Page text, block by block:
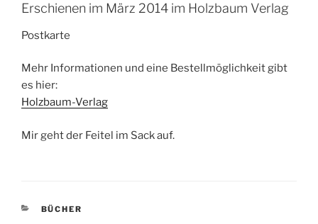
Erschienen im März 2014 im Holzbaum Verlag
Postkarte
Mehr Informationen und eine Bestellmöglichkeit gibt
es hier:
Holzbaum-Verlag
Mir geht der Feitel im Sack auf.
KATEGORIEN
BÜCHER